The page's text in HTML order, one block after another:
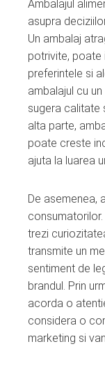
Ambalajul
asupra
Un ambalaj
potrivite, poate
preferintele si
ambalajul cu
sugera calitate
alta parte,
poate creste
ajuta la luarea
De asemenea,
trezi
transmite un
sentiment de
brandul. Prin
acorda o
considera o
marketing si